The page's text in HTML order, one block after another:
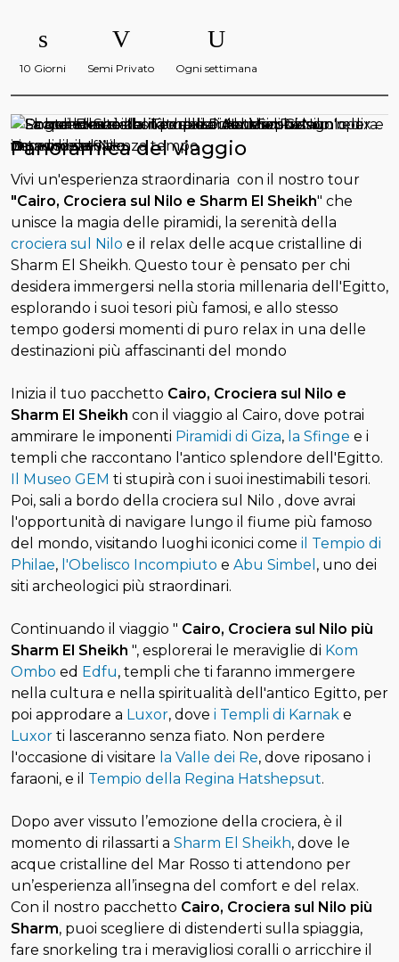
10 Giorni Semi Privato Ogni settimana
Panoramica del viaggio
Vivi un'esperienza straordinaria con il nostro tour
"Cairo, Crociera sul Nilo e Sharm El Sheikh" che
unisce la magia delle piramidi, la serenità della
crociera sul Nilo e il relax delle acque cristalline di
Sharm El Sheikh. Questo tour è pensato per chi
desidera immergersi nella storia millenaria dell'Egitto,
esplorando i suoi tesori più famosi, e allo stesso
tempo godersi momenti di puro relax in una delle
destinazioni più affascinanti del mondo
Inizia il tuo pacchetto Cairo, Crociera sul Nilo e
Sharm El Sheikh con il viaggio al Cairo, dove potrai
ammirare le imponenti Piramidi di Giza, la Sfinge e i
templi che raccontano l'antico splendore dell'Egitto.
Il Museo GEM ti stupirà con i suoi inestimabili tesori.
Poi, sali a bordo della crociera sul Nilo , dove avrai
l'opportunità di navigare lungo il fiume più famoso
del mondo, visitando luoghi iconici come il Tempio di
Philae, l'Obelisco Incompiuto e Abu Simbel , uno dei
siti archeologici più straordinari.
Continuando il viaggio " Cairo, Crociera sul Nilo più
Sharm El Sheikh ", esplorerai le meraviglie di Kom
Ombo ed Edfu, templi che ti faranno immergere
nella cultura e nella spiritualità dell'antico Egitto, per
poi approdare a Luxor, dove i Templi di Karnak e
Luxor ti lasceranno senza fiato. Non perdere
l'occasione di visitare la Valle dei Re, dove riposano i
faraoni, e il Tempio della Regina Hatshepsut.
Dopo aver vissuto l’emozione della crociera, è il
momento di rilassarti a Sharm El Sheikh, dove le
acque cristalline del Mar Rosso ti attendono per
un’esperienza all’insegna del comfort e del relax.
Con il nostro pacchetto Cairo, Crociera sul Nilo più
Sharm, puoi scegliere di distenderti sulla spiaggia,
fare snorkeling tra i meravigliosi coralli o arricchire il